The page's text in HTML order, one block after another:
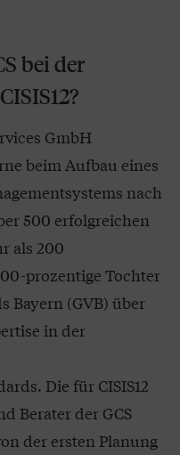
bei der
GmbH
beim Aufbau eines
nach
500 erfolgreichen
als 200
prozentige Tochter
Bayern (GVB) über
in der
Die für CISIS12
Berater der GCS
der ersten Planung